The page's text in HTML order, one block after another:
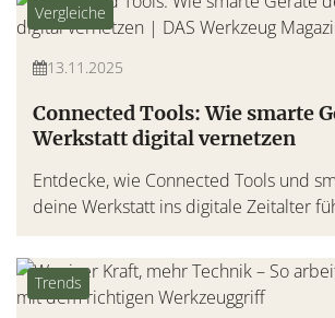
Vergleiche
13.11.2025
Connected Tools: Wie smarte
Werkstatt digital vernetzen
Entdecke, wie Connected Tools und
deine Werkstatt ins digitale Zeitalter
Trends